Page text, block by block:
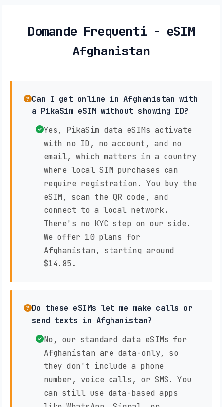
Domande Frequenti - eSIM
Afghanistan
Can I get online in Afghanistan with
a PikaSim eSIM without showing ID?
Yes, PikaSim data eSIMs activate
with no ID, no account, and no
email, which matters in a country
where local SIM purchases can
require registration. You buy the
eSIM, scan the QR code, and
connect to a local network.
There's no KYC step on our side.
We offer 10 plans for
Afghanistan, starting around
$14.85.
Do these eSIMs let me make calls or
send texts in Afghanistan?
No, our standard data eSIMs for
Afghanistan are data-only, so
they don't include a phone
number, voice calls, or SMS. You
can still use data-based apps